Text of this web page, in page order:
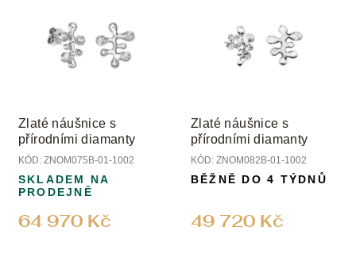
Zlaté náušnice s
přírodními diamanty
KÓD: ZNOM075B-01-1002
64 970 Kč
SKLADEM NA
PRODEJNĚ
Zlaté náušnice s
přírodními diamanty
KÓD: ZNOM082B-01-1002
49 720 Kč
BĚŽNĚ DO 4 TÝDNŮ